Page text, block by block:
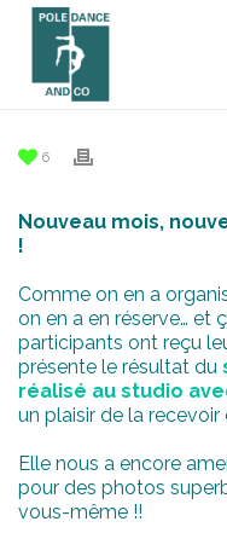
6
Nouveau mois,
!
Comme on en a
on en a en réserve… et
participants ont reçu
présente le résultat du
réalisé au studio
un plaisir de la recevoir
Elle nous a encore
pour des photos
vous-même !!